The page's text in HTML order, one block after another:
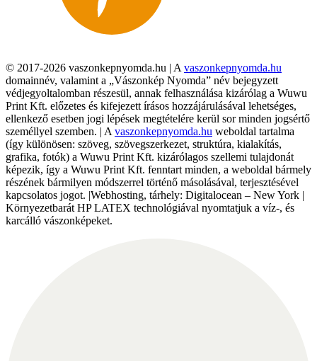
© 2017-2026 vaszonkepnyomda.hu | A vaszonkepnyomda.hu
domainnév, valamint a „Vászonkép Nyomda” név bejegyzett
védjegyoltalomban részesül, annak felhasználása kizárólag a Wuwu
Print Kft. előzetes és kifejezett írásos hozzájárulásával lehetséges,
ellenkező esetben jogi lépések megtételére kerül sor minden jogsértő
személlyel szemben. | A vaszonkepnyomda.hu weboldal tartalma
(így különösen: szöveg, szövegszerkezet, struktúra, kialakítás,
grafika, fotók) a Wuwu Print Kft. kizárólagos szellemi tulajdonát
képezik, így a Wuwu Print Kft. fenntart minden, a weboldal bármely
részének bármilyen módszerrel történő másolásával, terjesztésével
kapcsolatos jogot. |Webhosting, tárhely: Digitalocean – New York |
Környezetbarát HP LATEX technológiával nyomtatjuk a víz-, és
karcálló vászonképeket.